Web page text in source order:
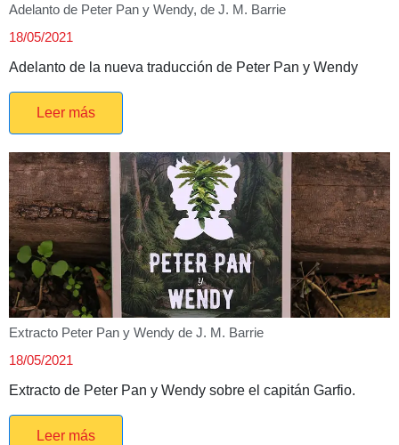
Adelanto de Peter Pan y Wendy, de J. M. Barrie
18/05/2021
Adelanto de la nueva traducción de Peter Pan y Wendy
Leer más
Extracto Peter Pan y Wendy de J. M. Barrie
18/05/2021
Extracto de Peter Pan y Wendy sobre el capitán Garfio.
Leer más